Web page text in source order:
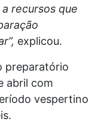
recursos que
explicou.
preparatório
abril com
vespertino